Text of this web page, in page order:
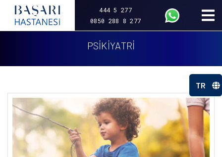
444 5 277
0850 288 8 277
TR
PSİKİYATRİ